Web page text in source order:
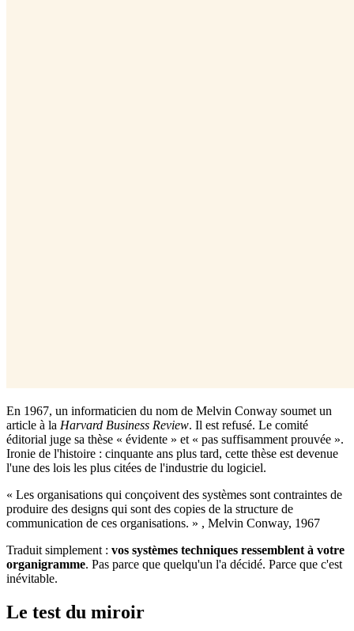
En 1967, un informaticien du nom de Melvin Conway soumet un
article à la Harvard Business Review. Il est refusé. Le comité
éditorial juge sa thèse « évidente » et « pas suffisamment prouvée ».
Ironie de l'histoire : cinquante ans plus tard, cette thèse est devenue
l'une des lois les plus citées de l'industrie du logiciel.
« Les organisations qui conçoivent des systèmes sont contraintes de
produire des designs qui sont des copies de la structure de
communication de ces organisations. » , Melvin Conway, 1967
Traduit simplement : vos systèmes techniques ressemblent à votre
organigramme. Pas parce que quelqu'un l'a décidé. Parce que c'est
inévitable.
Le test du miroir